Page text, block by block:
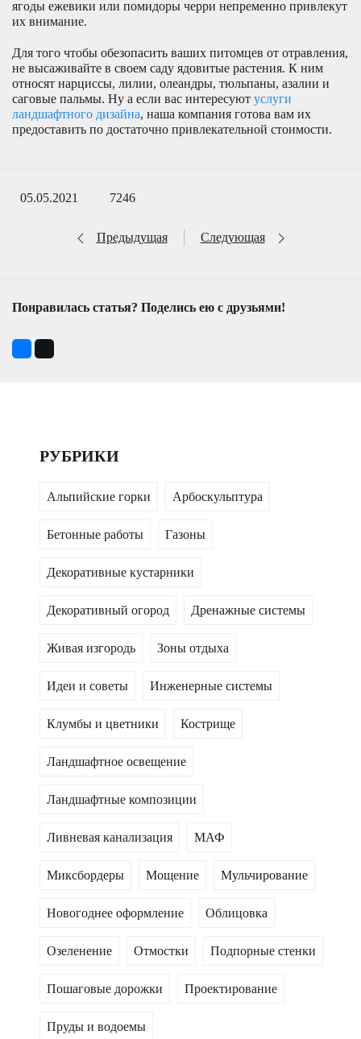
ягоды ежевики или помидоры черри непременно привлекут
их внимание.
Для того чтобы обезопасить ваших питомцев от отравления,
не высаживайте в своем саду ядовитые растения. К ним
относят нарциссы, лилии, олеандры, тюльпаны, азалии и
саговые пальмы. Ну а если вас интересуют услуги
ландшафтного дизайна, наша компания готова вам их
предоставить по достаточно привлекательной стоимости.
05.05.2021 7246
Предыдущая Следующая
Понравилась статья? Поделись ею с друзьями!
РУБРИКИ
Альпийские горки Арбоскульптура
Бетонные работы Газоны
Декоративные кустарники
Декоративный огород Дренажные системы
Живая изгородь Зоны отдыха
Идеи и советы Инженерные системы
Клумбы и цветники Кострище
Ландшафтное освещение
Ландшафтные композиции
Ливневая канализация МАФ
Миксбордеры Мощение Мульчирование
Новогоднее оформление Облицовка
Озеленение Отмостки Подпорные стенки
Пошаговые дорожки Проектирование
Пруды и водоемы